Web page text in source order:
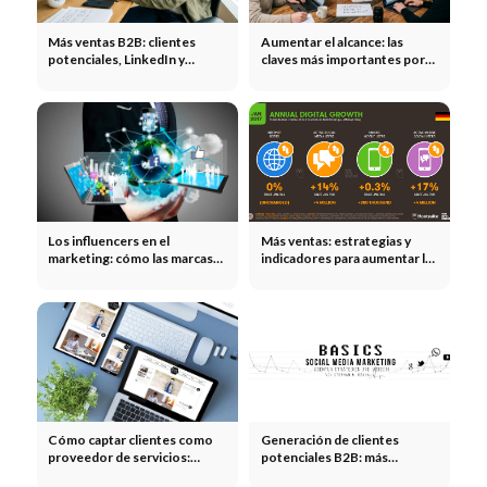
Más ventas B2B: clientes
potenciales, LinkedIn y
Aumentar el alcance: las
claves más importantes por
Los influencers en el
marketing: cómo las marcas
Más ventas: estrategias y
indicadores para aumentar la
Cómo captar clientes como
proveedor de servicios:
Generación de clientes
potenciales B2B: más